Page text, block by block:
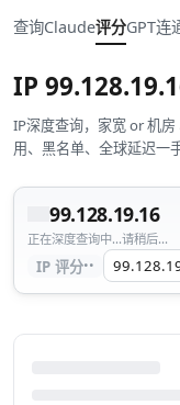
查询Claude评分GPT连
IP
IP深度查询，家宽 or 机
用、黑名单、全球延迟一
99.128.19.16
正在深度查询中...请稍后...
IP 评分··